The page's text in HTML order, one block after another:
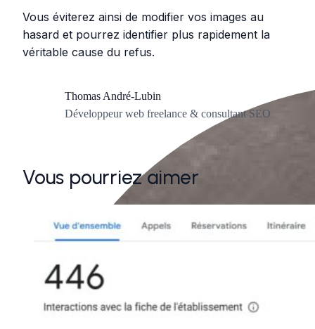
Vous éviterez ainsi de modifier vos images au
hasard et pourrez identifier plus rapidement la
véritable cause du refus.
Thomas André-Lubin
Développeur web freelance & consultant SEO
Vous pourriez aimer